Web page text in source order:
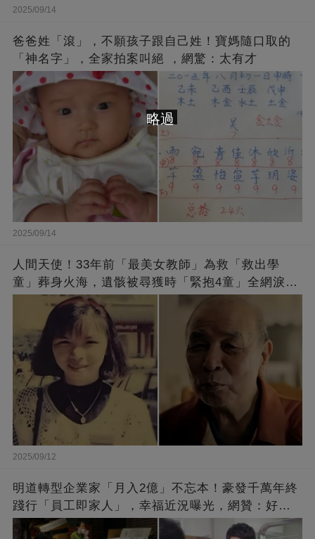
2025/09/14
爸爸姓「滾」，不願孩子跟自己姓！寶媽隨口取的
「神名字」，全家拍案叫絕 ，網驚：太有才
2025/09/14
人間天使！33年前「最美女教師」為救「救出學
童」葬身火海，遺骸被尋獲時「緊抱4童」全網淚
崩：真正的英雄不該被遺忘
2025/09/12
明道轉型企業家「月入2億」不忘本！豪發千萬年終
踐行「員工即家人」，幸福近況曝光，網贊：好老
闆的福報
略過